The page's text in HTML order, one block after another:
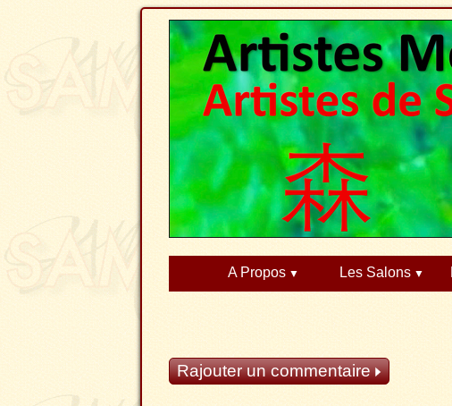
A Propos Les Salons
Rajouter un commentaire